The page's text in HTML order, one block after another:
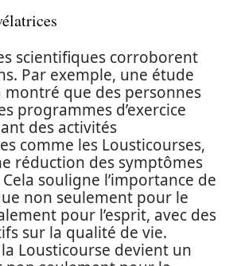
scientifiques corroborent
Par exemple, une étude
que des personnes
programmes d’exercice
des activités
comme les Lousticourses,
réduction des symptômes
souligne l’importance de
non seulement pour le
pour l’esprit, avec des
sur la qualité de vie.
Lousticourse devient un